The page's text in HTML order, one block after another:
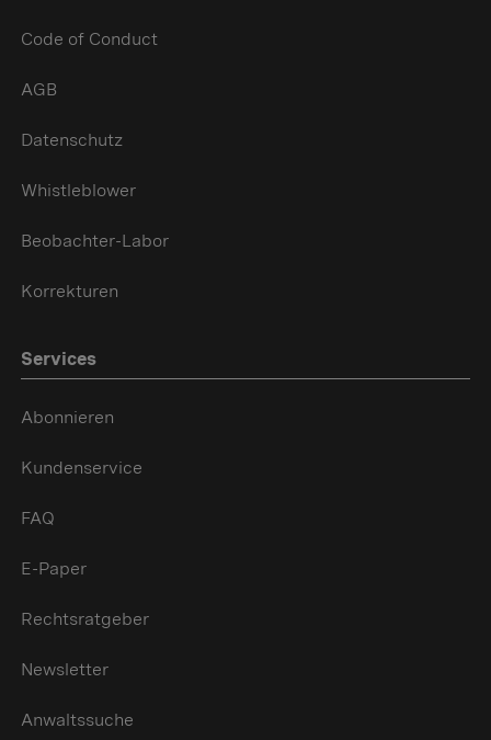
Code of Conduct
AGB
Datenschutz
Whistleblower
Beobachter-Labor
Korrekturen
Services
Abonnieren
Kundenservice
FAQ
E-Paper
Rechtsratgeber
Newsletter
Anwaltssuche